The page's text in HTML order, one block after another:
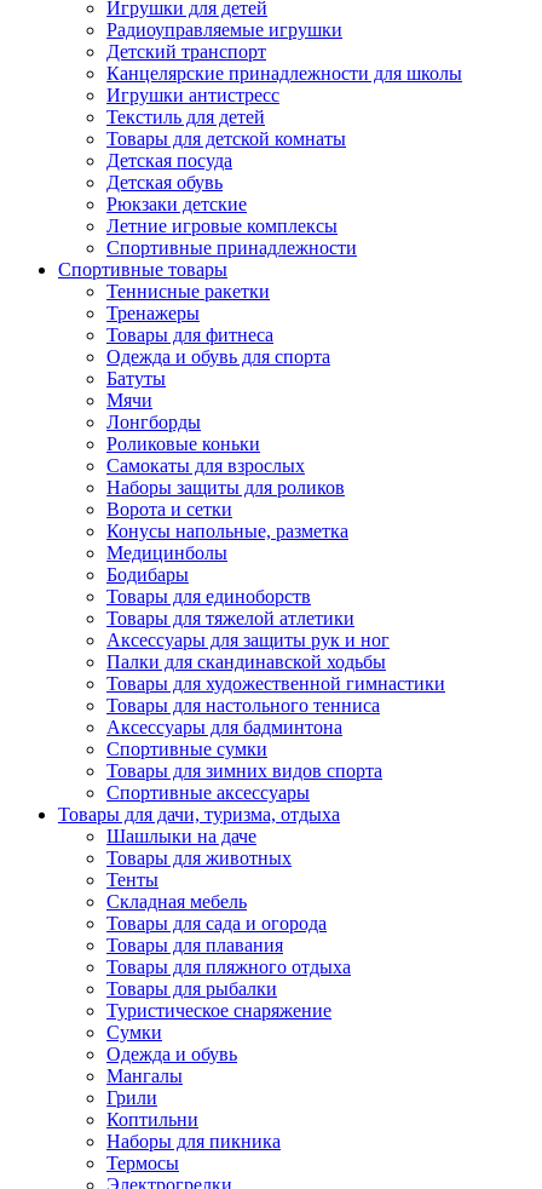
Игрушки для детей
Радиоуправляемые игрушки
Детский транспорт
Канцелярские принадлежности для школы
Игрушки антистресс
Текстиль для детей
Товары для детской комнаты
Детская посуда
Детская обувь
Рюкзаки детские
Летние игровые комплексы
Спортивные принадлежности
Спортивные товары
Теннисные ракетки
Тренажеры
Товары для фитнеса
Одежда и обувь для спорта
Батуты
Мячи
Лонгборды
Роликовые коньки
Самокаты для взрослых
Наборы защиты для роликов
Ворота и сетки
Конусы напольные, разметка
Медицинболы
Бодибары
Товары для единоборств
Товары для тяжелой атлетики
Аксессуары для защиты рук и ног
Палки для скандинавской ходьбы
Товары для художественной гимнастики
Товары для настольного тенниса
Аксессуары для бадминтона
Спортивные сумки
Товары для зимних видов спорта
Спортивные аксессуары
Товары для дачи, туризма, отдыха
Шашлыки на даче
Товары для животных
Тенты
Складная мебель
Товары для сада и огорода
Товары для плавания
Товары для пляжного отдыха
Товары для рыбалки
Туристическое снаряжение
Сумки
Одежда и обувь
Мангалы
Грили
Коптильни
Наборы для пикника
Термосы
Электрогрелки